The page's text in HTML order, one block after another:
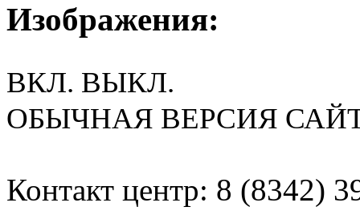
Изображения:
ВКЛ. ВЫКЛ.
ОБЫЧНАЯ ВЕРСИЯ
Контакт центр: 8 (8342)